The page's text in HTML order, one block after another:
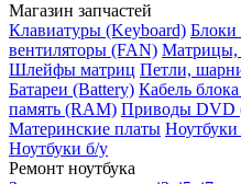
Магазин запчастей
Клавиатуры (Keyboard) Блоки
вентиляторы (FAN) Матрицы,
Шлейфы матриц Петли,
Батареи (Battery) Кабель
память (RAM) Приводы DVD
Материнские платы Ноутбуки
Ноутбуки б/у
Ремонт ноутбука